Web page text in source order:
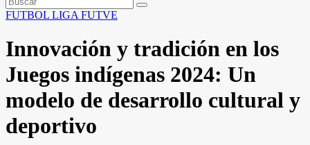
FUTBOL LIGA FUTVE
Innovación y tradición en los
Juegos indígenas 2024: Un
modelo de desarrollo cultural y
deportivo